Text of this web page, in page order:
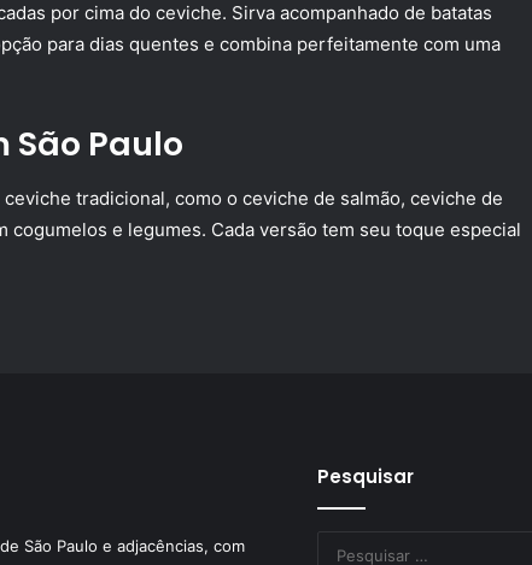
por cima do ceviche. Sirva acompanhado de batatas
para dias quentes e combina perfeitamente com uma
São Paulo
tradicional, como o ceviche de salmão, ceviche de
cogumelos e legumes. Cada versão tem seu toque especial
São Paulo e adjacências, com
Pesquisar